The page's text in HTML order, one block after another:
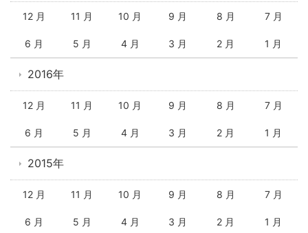
12 月 11 月 10 月 9 月 8 月 7 月
6 月 5 月 4 月 3 月 2 月 1 月
2016年
12 月 11 月 10 月 9 月 8 月 7 月
6 月 5 月 4 月 3 月 2 月 1 月
2015年
12 月 11 月 10 月 9 月 8 月 7 月
6 月 5 月 4 月 3 月 2 月 1 月